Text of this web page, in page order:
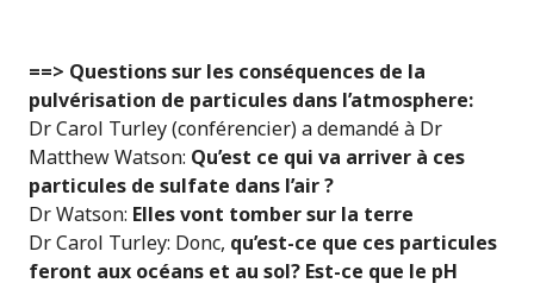
==> Questions sur les conséquences de la
pulvérisation de particules dans l’atmosphere:
Dr Carol Turley (conférencier) a demandé à Dr
Matthew Watson: Qu’est ce qui va arriver à ces
particules de sulfate dans l’air ?
Dr Watson: Elles vont tomber sur la terre
Dr Carol Turley: Donc, qu’est-ce que ces particules
feront aux océans et au sol? Est-ce que le pH